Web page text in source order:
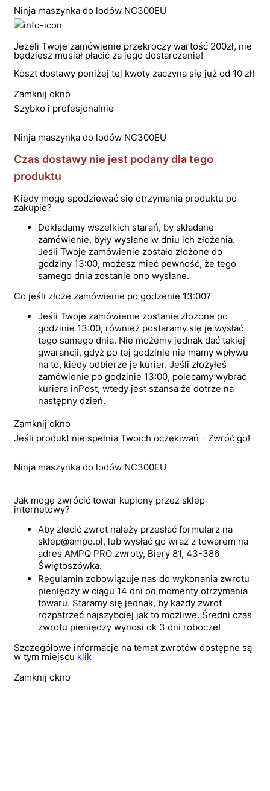
Ninja maszynka do lodów NC300EU
Jeżeli Twoje zamówienie przekroczy wartość 200zł, nie
będziesz musiał płacić za jego dostarczenie!
Koszt dostawy poniżej tej kwoty zaczyna się już od 10 zł!
Zamknij okno
Szybko i profesjonalnie
Ninja maszynka do lodów NC300EU
Czas dostawy nie jest podany dla tego
produktu
Kiedy mogę spodziewać się otrzymania produktu po
zakupie?
Dokładamy wszelkich starań, by składane
zamówienie, były wysłane w dniu ich złożenia.
Jeśli Twoje zamówienie zostało złożone do
godziny 13:00, możesz mieć pewność, że tego
samego dnia zostanie ono wysłane.
Co jeśli złoże zamówienie po godzenie 13:00?
Jeśli Twoje zamówienie zostanie złożone po
godzinie 13:00, również postaramy się je wysłać
tego samego dnia. Nie możemy jednak dać takiej
gwarancji, gdyż po tej godzinie nie mamy wpływu
na to, kiedy odbierze je kurier. Jeśli złożyłeś
zamówienie po godzinie 13:00, polecamy wybrać
kuriera inPost, wtedy jest szansa że dotrze na
następny dzień.
Zamknij okno
Jeśli produkt nie spełnia Twoich oczekiwań - Zwróć go!
Ninja maszynka do lodów NC300EU
Jak mogę zwrócić towar kupiony przez sklep
internetowy?
Aby zlecić zwrot należy przesłać formularz na
sklep@ampq.pl, lub wysłać go wraz z towarem na
adres AMPQ PRO zwroty, Biery 81, 43-386
Świętoszówka.
Regulamin zobowiązuje nas do wykonania zwrotu
pieniędzy w ciągu 14 dni od momenty otrzymania
towaru. Staramy się jednak, by każdy zwrot
rozpatrzeć najszybciej jak to możliwe. Średni czas
zwrotu pieniędzy wynosi ok 3 dni robocze!
Szczegółowe informacje na temat zwrotów dostępne są
w tym miejscu klik
Zamknij okno